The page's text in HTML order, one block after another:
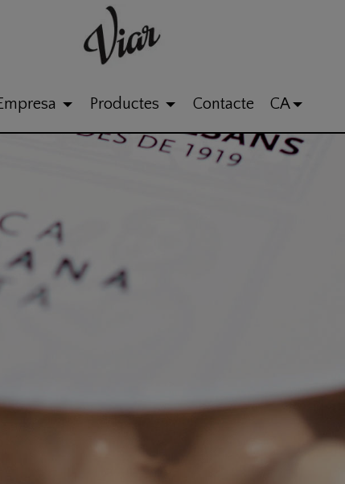
Productes Contacte CA